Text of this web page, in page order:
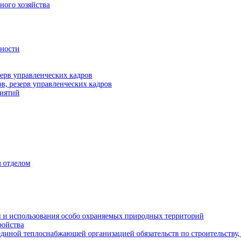
хозяйства
управленческих кадров
резерв управленческих кадров
отделом
использования особо охраняемых природных территорий
теплоснабжающей организацией обязательств по